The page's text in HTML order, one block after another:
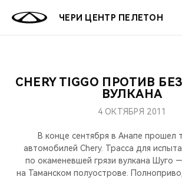
ЧЕРИ ЦЕНТР ПЕЛЕТОН
МОДЕЛИ
КРОССОВЕРЫ
ПОКУПАТЕЛЯМ
КРЕДИТ И СТРАХОВАНИЕ
ВЛАДЕЛЬЦАМ
ЗАПЧАСТИ И АКСЕССУАРЫ
ПОДДЕРЖКА
МИР CHERY
О БРЕНДЕ
CHERY В СОЦСЕТЯХ
АКЦИИ
ОНЛАЙН СЕРВИСЫ
КРЕДИТ
О КОМПАНИИ
МЫ В СОЦСЕТЯХ
CHERY TIGGO ПРОТИВ
ВУЛКАНА
4 ОКТЯБРЯ 2011
В конце сентября в Анапе прошел
автомобилей Chery. Трасса для
по окаменевшей грязи вулкана Шуго
на Таманском полуострове.